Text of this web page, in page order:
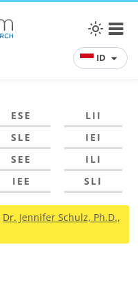
ID
ESE
LII
SLE
IEI
SEE
ILI
IEE SLI
Dr. Jennifer Schulz, Ph.D.,